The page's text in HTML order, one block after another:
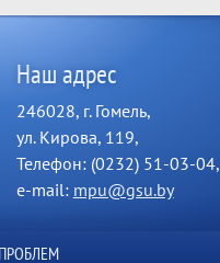
Наш адрес
246028, г. Гомель,
ул. Кирова, 119,
Телефон: (0232) 51-03-04,
e-mail: mpu@gsu.by